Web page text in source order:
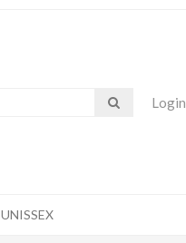
Login
UNISSEX